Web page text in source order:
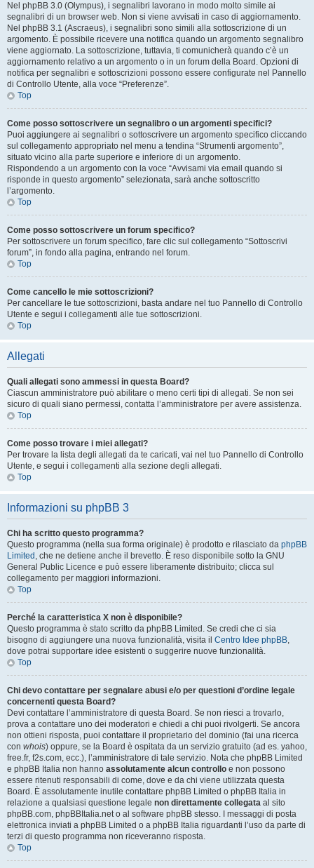
Nel phpBB 3.0 (Olympus), i segnalibri lavorano in modo molto simile ai
segnalibri di un browser web. Non si viene avvisati in caso di aggiornamento.
Nel phpBB 3.1 (Ascraeus), i segnalibri sono simili alla sottoscrizione di un
argomento. È possibile ricevere una notifica quando un argomento segnalibro
viene aggiornato. La sottoscrizione, tuttavia, ti comunicherà quando c’è un
aggiornamento relativo a un argomento o in un forum della Board. Opzioni di
notifica per segnalibri e sottoscrizioni possono essere configurate nel Pannello
di Controllo Utente, alla voce “Preferenze”.
Top
Come posso sottoscrivere un segnalibro o un argomenti specifici?
Puoi aggiungere ai segnalibri o sottoscrivere un argomento specifico cliccando
sul collegamento appropriato nel menu a tendina “Strumenti argomento”,
situato vicino alla parte superiore e inferiore di un argomento.
Rispondendo a un argomento con la voce “Avvisami via email quando si
risponde in questo argomento” selezionata, sarà anche sottoscritto
l’argomento.
Top
Come posso sottoscrivere un forum specifico?
Per sottoscrivere un forum specifico, fare clic sul collegamento “Sottoscrivi
forum”, in fondo alla pagina, entrando nel forum.
Top
Come cancello le mie sottoscrizioni?
Per cancellare le tue sottoscrizioni, basta andare nel tuo Pannello di Controllo
Utente e segui i collegamenti alle tue sottoscrizioni.
Top
Allegati
Quali allegati sono ammessi in questa Board?
Ciascun amministratore può abilitare o meno certi tipi di allegati. Se non sei
sicuro di quali siano permessi, contatta l’amministratore per avere assistenza.
Top
Come posso trovare i miei allegati?
Per trovare la lista degli allegati da te caricati, vai nel tuo Pannello di Controllo
Utente, e segui i collegamenti alla sezione degli allegati.
Top
Informazioni su phpBB 3
Chi ha scritto questo programma?
Questo programma (nella sua forma originale) è prodotto e rilasciato da phpBB
Limited , che ne detiene anche il brevetto. È reso disponibile sotto la GNU
General Public Licence e può essere liberamente distribuito; clicca sul
collegamento per maggiori informazioni.
Top
Perché la caratteristica X non è disponibile?
Questo programma è stato scritto da phpBB Limited. Se credi che ci sia
bisogno di aggiungere una nuova funzionalità, visita il Centro Idee phpBB,
dove potrai supportare idee esistenti o suggerire nuove funzionalità.
Top
Chi devo contattare per segnalare abusi e/o per questioni d’ordine legale
concernenti questa Board?
Devi contattare l’amministratore di questa Board. Se non riesci a trovarlo,
prova a contattare uno dei moderatori e chiedi a chi puoi rivolgerti. Se ancora
non ottieni risposta, puoi contattare il proprietario del dominio (fai una ricerca
con whois) oppure, se la Board è ospitata da un servizio gratuito (ad es. yahoo,
free.fr, f2s.com, ecc.), l’amministratore di tale servizio. Nota che phpBB Limited
e phpBB Italia non hanno assolutamente alcun controllo e non possono
essere ritenuti responsabili di come, dove e da chi viene utilizzata questa
Board. È assolutamente inutile contattare phpBB Limited o phpBB Italia in
relazione a qualsiasi questione legale non direttamente collegata al sito
phpBB.com, phpBBItalia.net o al software phpBB stesso. I messaggi di posta
elettronica inviati a phpBB Limited o a phpBB Italia riguardanti l’uso da parte di
terzi di questo programma non riceveranno risposta.
Top